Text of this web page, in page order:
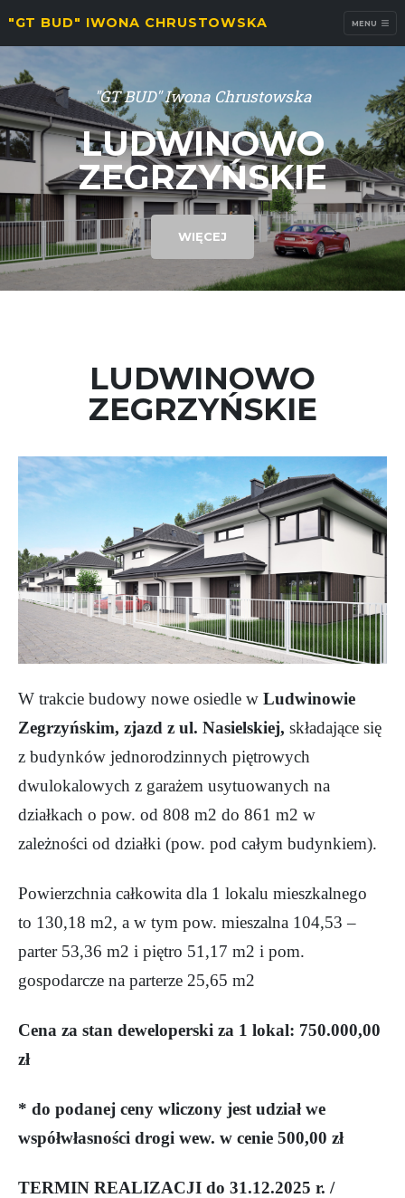
"GT BUD" IWONA CHRUSTOWSKA MENU
"GT BUD" Iwona Chrustowska
LUDWINOWO
ZEGRZYŃSKIE
WIĘCEJ
LUDWINOWO
ZEGRZYŃSKIE
W trakcie budowy nowe osiedle wLudwinowie
Zegrzyńskim, zjazd z ul. Nasielskiej, składające się
z budynków jednorodzinnych piętrowych
dwulokalowych z garażem usytuowanych na
działkach o pow. od 808 m2 do 861 m2 w
zależności od działki (pow. pod całym budynkiem).
Powierzchnia całkowita dla 1 lokalu mieszkalnego
to 130,18 m2, a w tym pow. mieszalna 104,53 –
parter 53,36 m2 i piętro 51,17 m2 i pom.
gospodarcze na parterze 25,65 m2
Cena za stan deweloperski za 1 lokal: 750.000,00
zł
* do podanej ceny wliczony jest udział we
współwłasności drogi wew. w cenie 500,00 zł
TERMIN REALIZACJI do 31.12.2025 r. /